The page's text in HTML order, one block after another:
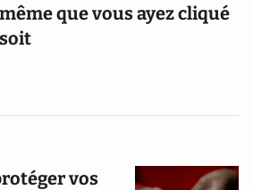
que vous ayez cliqué
vos